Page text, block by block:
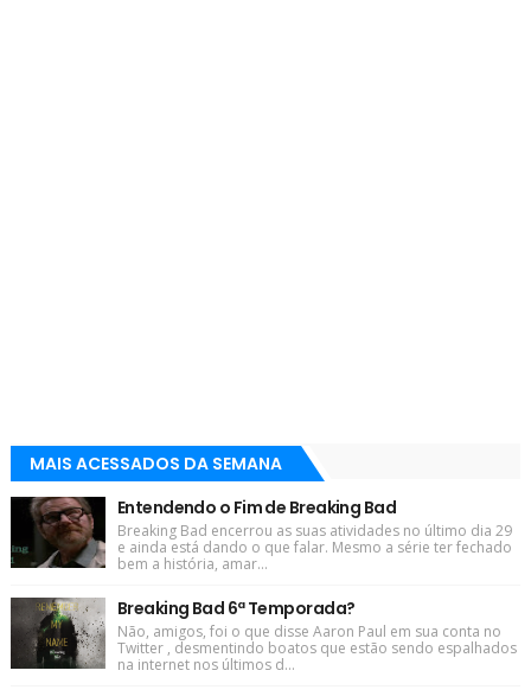
MAIS ACESSADOS DA SEMANA
Entendendo o Fim de Breaking Bad
Breaking Bad encerrou as suas atividades no último dia 29
e ainda está dando o que falar. Mesmo a série ter fechado
bem a história, amar...
Breaking Bad 6ª Temporada?
Não, amigos, foi o que disse Aaron Paul em sua conta no
Twitter , desmentindo boatos que estão sendo espalhados
na internet nos últimos d...